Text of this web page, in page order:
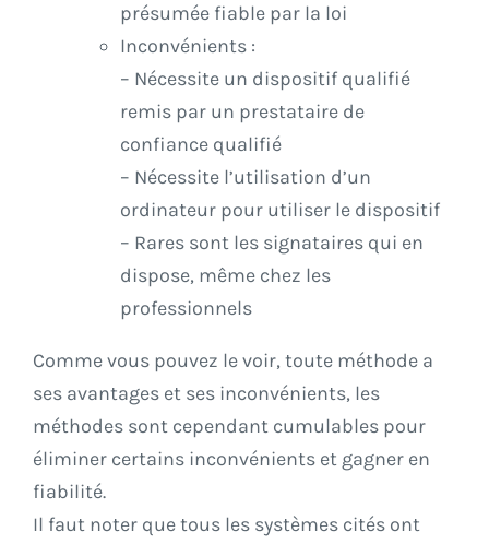
présumée fiable par la loi
Inconvénients :
– Nécessite un dispositif qualifié
remis par un prestataire de
confiance qualifié
– Nécessite l’utilisation d’un
ordinateur pour utiliser le dispositif
– Rares sont les signataires qui en
dispose, même chez les
professionnels
Comme vous pouvez le voir, toute méthode a
ses avantages et ses inconvénients, les
méthodes sont cependant cumulables pour
éliminer certains inconvénients et gagner en
fiabilité.
Il faut noter que tous les systèmes cités ont